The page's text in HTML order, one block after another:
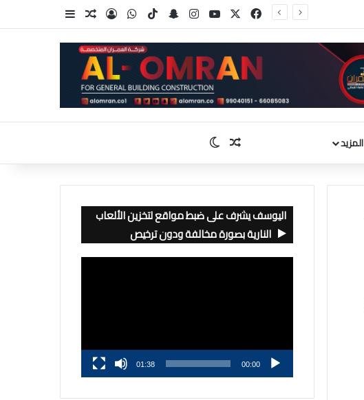
فيسبوك ‫YouTubeانستقرامسناب تشات
‫TikTokواتسابتسجيل الدخول
مقال عشوائي
إضافة عمود
المزيد مقال عشوائي
الوضع المظلم
اليوسف يشرف على ضبط مواقع لتخزين الألعاب
النارية بصورة مخالفة ودون ترخيص
00:00
01:38